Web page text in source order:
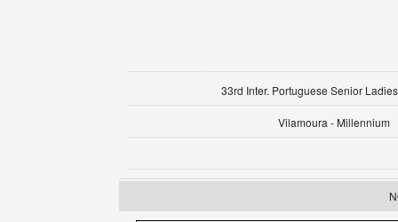
33rd Inter. Portuguese Senior
Vilamoura - Millennium